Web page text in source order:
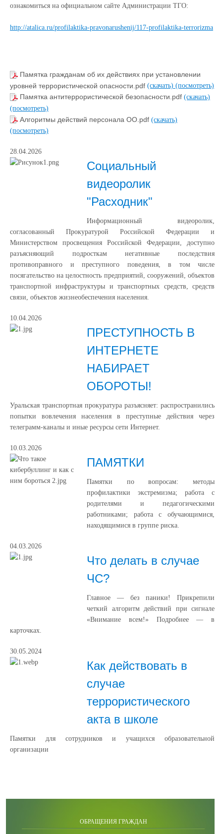
ознакомиться на официальном сайте Администрации ТГО:
http://atalica.ru/profilaktika-pravonarushenij/117-profilaktika-terrorizma
Памятка гражданам об их действиях при установлении
уровней террористической опасности.pdf (скачать) (посмотреть)
Памятка антитеррористической безопасности.pdf (скачать)
(посмотреть)
Алгоритмы действий персонала ОО.pdf (скачать)
(посмотреть)
28.04.2026
Социальный
видеоролик
"Расходник"
️Информационный видеоролик,
согласованный Прокуратурой Российской Федерации и
Министерством просвещения Российской Федерации, доступно
разъясняющий подросткам негативные последствия
противоправного и преступного поведения, в том числе
посягательство на целостность предприятий, сооружений, объектов
транспортной инфраструктуры и транспортных средств, средств
связи, объектов жизнеобеспечения населения.
10.04.2026
ПРЕСТУПНОСТЬ В
ИНТЕРНЕТЕ
НАБИРАЕТ
ОБОРОТЫ!
Уральская транспортная прокуратура разъясняет: распространились
попытки вовлечения населения в преступные действия через
телеграмм-каналы и иные ресурсы сети Интернет.
10.03.2026
ПАМЯТКИ
Памятки по вопросам: методы
профилактики экстремизма; работа с
родителями и педагогическими
работниками; работа с обучающимися,
находящимися в группе риска.
04.03.2026
Что делать в случае
ЧС?
Главное — без паники! Прикрепили
четкий алгоритм действий при сигнале
«Внимание всем!» Подробнее — в
карточках.
30.05.2024
Как действовать в
случае
террористического
акта в школе
Памятки для сотрудников и учащихся образовательной
организации
ОБРАЩЕНИЯ ГРАЖДАН